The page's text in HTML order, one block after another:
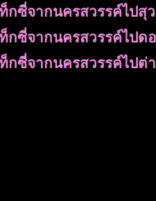
ท็กซี่จากนครสวรรค์ไปสุ
กซี่จากนครสวรรค์ไปด
กซี่จากนครสวรรค์ไปต่